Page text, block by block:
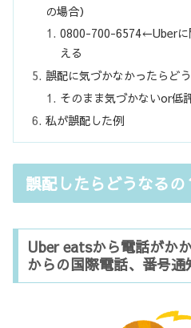
の場合）
0800-700-6574←Uberに
える
誤配に気づかなかったらど
そのまま気づかないor低
私が誤配した例
誤配したらどうなるの
Uber eatsから電話がか
からの国際電話、番号通